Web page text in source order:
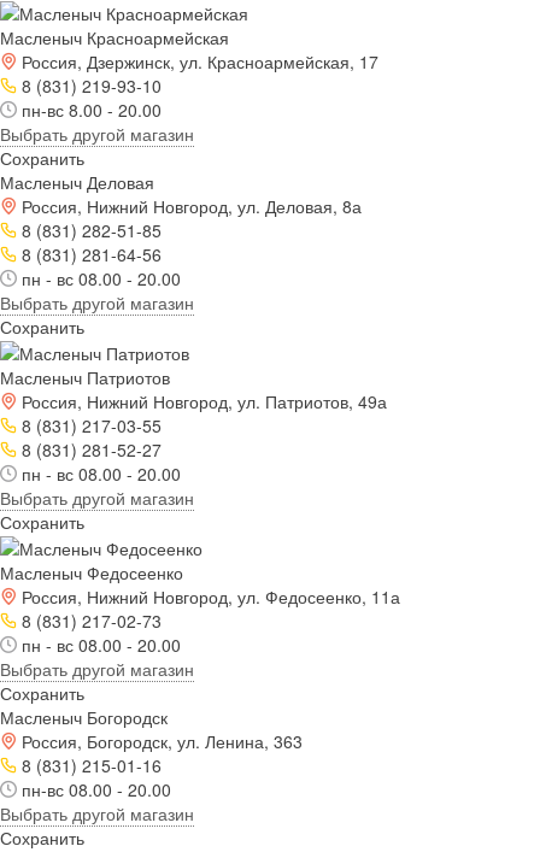
Масленыч Красноармейская
Россия, Дзержинск, ул. Красноармейская, 17
8 (831) 219-93-10
пн-вс 8.00 - 20.00
Выбрать другой магазин
Сохранить
Масленыч Деловая
Россия, Нижний Новгород, ул. Деловая, 8а
8 (831) 282-51-85
8 (831) 281-64-56
пн - вс 08.00 - 20.00
Выбрать другой магазин
Сохранить
Масленыч Патриотов
Россия, Нижний Новгород, ул. Патриотов, 49а
8 (831) 217-03-55
8 (831) 281-52-27
пн - вс 08.00 - 20.00
Выбрать другой магазин
Сохранить
Масленыч Федосеенко
Россия, Нижний Новгород, ул. Федосеенко, 11а
8 (831) 217-02-73
пн - вс 08.00 - 20.00
Выбрать другой магазин
Сохранить
Масленыч Богородск
Россия, Богородск, ул. Ленина, 363
8 (831) 215-01-16
пн-вс 08.00 - 20.00
Выбрать другой магазин
Сохранить